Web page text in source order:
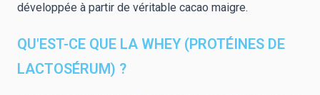
développée à partir de véritable cacao maigre.
QU'EST-CE QUE LA WHEY (PROTÉINES DE
LACTOSÉRUM) ?